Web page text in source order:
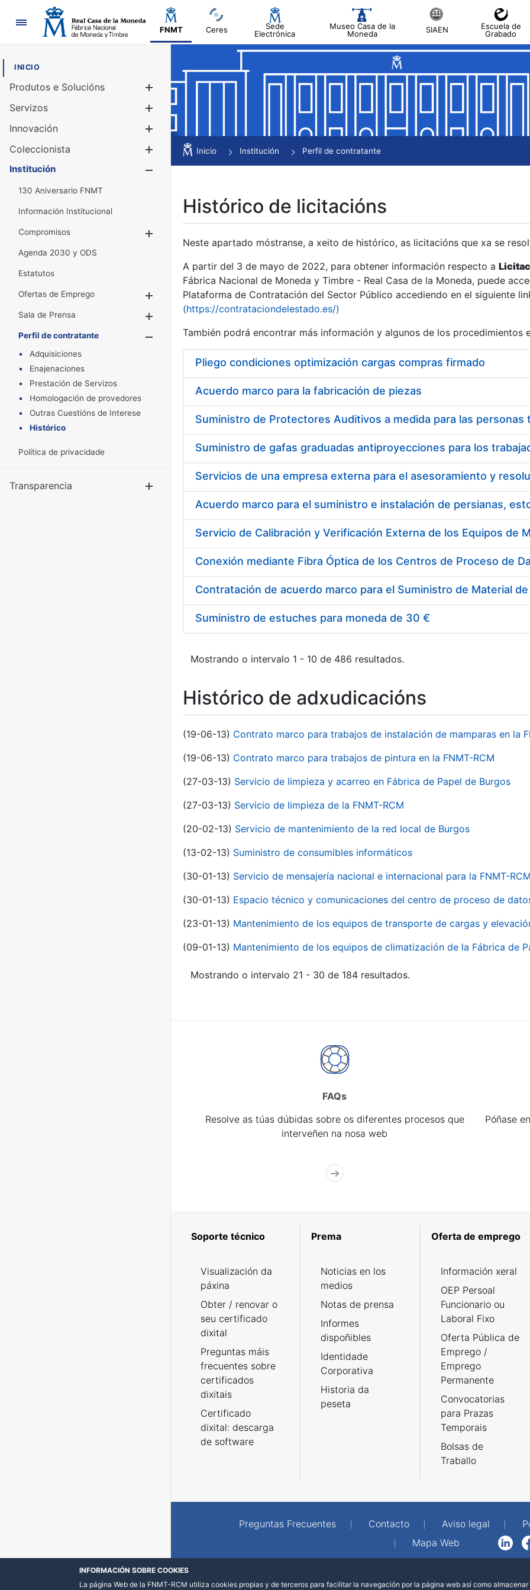
Navegación
FNMT Ceres
Sede
Electrónica
Museo Casa de la
Moneda
SIAEN
Escuela de
Grabado
INICIO
Produtos e Solucións
Mostrar/Ocultar
Servizos
Innovación
Coleccionista
Mostrar/Ocultar
Institución
130 Aniversario FNMT
Información Institucional
Compromisos
Agenda 2030 y ODS
Estatutos
Ofertas de Emprego
Mostrar/Ocultar
Sala de Prensa
Mostrar/Ocultar
Perfil de contratante
Mostrar/Ocultar
Adquisiciones
Enajenaciones
Prestación de Servizos
Homologación de provedores
Outras Cuestións de Interese
Histórico
Política de privacidade
Transparencia
Inicio Institución Perfil de contratante
Histórico de licitacións
Neste apartado móstranse, a xeito de histórico, as licitacións que xa se
A partir del 3 de mayo de 2022, para obtener información respecto a
Fábrica Nacional de Moneda y Timbre - Real Casa de la Moneda, puede
Plataforma de Contratación del Sector Público accediendo en el siguiente
(https://contrataciondelestado.es/)
También podrá encontrar más información y algunos de los procedimientos
Pliego condiciones optimización cargas compras firmado
Acuerdo marco para la fabricación de piezas
Acuerdo marco para el suministro e instalación de persianas,
Suministro de estuches para moneda de 30 €
Mostrando o intervalo 1 - 10 de 486 resultados.
Histórico de adxudicacións
(19-06-13) Contrato marco para trabajos de instalación de mamparas en la
(19-06-13) Contrato marco para trabajos de pintura en la FNMT-RCM
(27-03-13) Servicio de limpieza y acarreo en Fábrica de Papel de Burgos
(27-03-13) Servicio de limpieza de la FNMT-RCM
(20-02-13) Servicio de mantenimiento de la red local de Burgos
(13-02-13) Suministro de consumibles informáticos
(30-01-13) Servicio de mensajería nacional e internacional para la FNMT-
(30-01-13) Espacio técnico y comunicaciones del centro de proceso de
(23-01-13) Mantenimiento de los equipos de transporte de cargas y
(09-01-13) Mantenimiento de los equipos de climatización de la Fábrica de
Mostrando o intervalo 21 - 30 de 184 resultados.
FAQs
Resolve as túas dúbidas sobre os diferentes procesos que
interveñen na nosa web
Póñase
Soporte técnico
Visualización da
páxina
Obter / renovar o
seu certificado
dixital
Preguntas máis
frecuentes sobre
certificados
dixitais
Certificado
dixital: descarga
de software
Prema
Noticias en los
medios
Notas de prensa
Informes
dispoñibles
Identidade
Corporativa
Historia da
peseta
Oferta de emprego
Información xeral
OEP Persoal
Funcionario ou
Laboral Fixo
Oferta Pública de
Emprego /
Emprego
Permanente
Convocatorias
para Prazas
Temporais
Bolsas de
Traballo
Preguntas Frecuentes Contacto Aviso legal
Mapa Web
LinkedInFacebook
INFORMACIÓN SOBRE COOKIES
La página Web de la FNMT-RCM utiliza cookies propias y de terceros para facilitar la navegación por la página web así como